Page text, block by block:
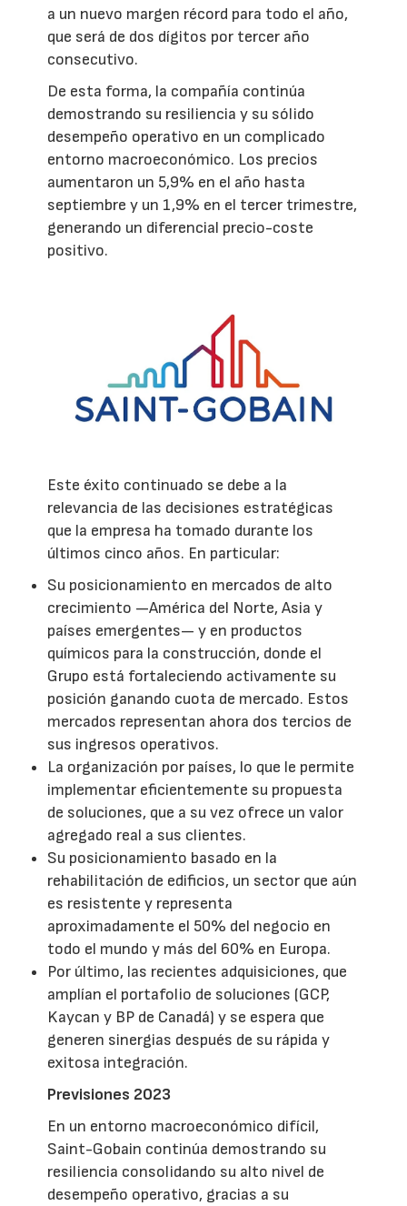
a un nuevo margen récord para todo el año,
que será de dos dígitos por tercer año
consecutivo.
De esta forma, la compañía continúa
demostrando su resiliencia y su sólido
desempeño operativo en un complicado
entorno macroeconómico. Los precios
aumentaron un 5,9% en el año hasta
septiembre y un 1,9% en el tercer trimestre,
generando un diferencial precio-coste
positivo.
Este éxito continuado se debe a la
relevancia de las decisiones estratégicas
que la empresa ha tomado durante los
últimos cinco años. En particular:
Su posicionamiento en mercados de alto
crecimiento —América del Norte, Asia y
países emergentes— y en productos
químicos para la construcción, donde el
Grupo está fortaleciendo activamente su
posición ganando cuota de mercado. Estos
mercados representan ahora dos tercios de
sus ingresos operativos.
La organización por países, lo que le permite
implementar eficientemente su propuesta
de soluciones, que a su vez ofrece un valor
agregado real a sus clientes.
Su posicionamiento basado en la
rehabilitación de edificios, un sector que aún
es resistente y representa
aproximadamente el 50% del negocio en
todo el mundo y más del 60% en Europa.
Por último, las recientes adquisiciones, que
amplían el portafolio de soluciones (GCP,
Kaycan y BP de Canadá) y se espera que
generen sinergias después de su rápida y
exitosa integración.
Previsiones 2023
En un entorno macroeconómico difícil,
Saint-Gobain continúa demostrando su
resiliencia consolidando su alto nivel de
desempeño operativo, gracias a su